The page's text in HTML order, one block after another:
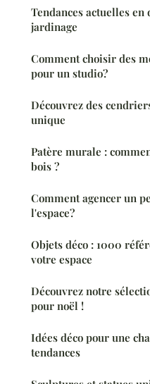
Tendances actuelles
jardinage
Comment choisir des
pour un studio?
Découvrez des
unique
Patère murale :
bois ?
Comment agencer un
l'espace?
Objets déco : 1000
votre espace
Découvrez notre
pour noël !
Idées déco pour une
tendances